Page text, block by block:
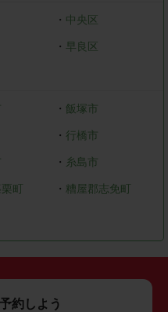
・ 中央区
・早良区
・ 飯塚市
・行橋市
・ 糸島市
町 ・ 糟屋郡志免町
約しよう